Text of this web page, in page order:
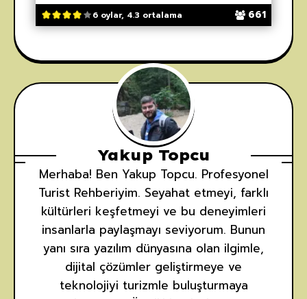
6 oylar, 4.3 ortalama 661
Yakup Topcu
Merhaba! Ben Yakup Topcu. Profesyonel
Turist Rehberiyim. Seyahat etmeyi, farklı
kültürleri keşfetmeyi ve bu deneyimleri
insanlarla paylaşmayı seviyorum. Bunun
yanı sıra yazılım dünyasına olan ilgimle,
dijital çözümler geliştirmeye ve
teknolojiyi turizmle buluşturmaya